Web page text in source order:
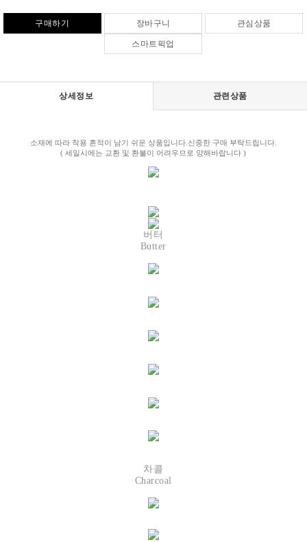
구매하기 장바구니
관심상품
스마트픽업
상세정보 관련상품
소재에 따라 착용 흔적이 남기 쉬운 상품입니다.신중한 구매 부탁드립니다.
( 세일시에는 교환 및 환불이 어려우므로 양해바랍니다 )
버터
Butter
차콜
Charcoal